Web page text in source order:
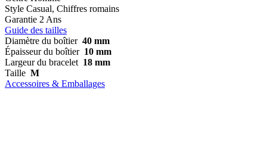
Style Casual, Chiffres romains
Garantie 2 Ans
Guide des tailles
Diamètre du boîtier 40 mm
Épaisseur du boîtier 10 mm
Largeur du bracelet 18 mm
Taille M
Accessoires & Emballages